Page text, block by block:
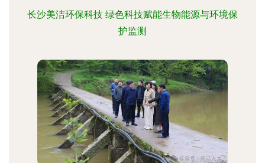
长沙美洁环保科技 绿色科技赋能生物能源与环境保
护监测